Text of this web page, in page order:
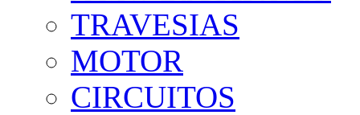
TRAVESIAS
MOTOR
CIRCUITOS